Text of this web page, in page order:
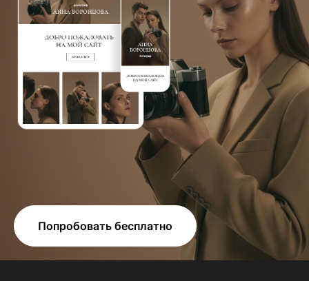
Попробовать бесплатно